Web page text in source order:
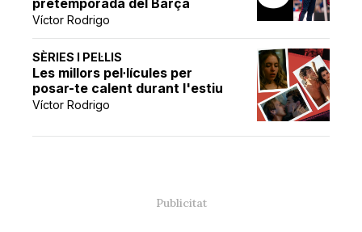
pretemporada del Barça
Víctor Rodrigo
SÈRIES I PEL·LIS
Les millors pel·lícules per
posar-te calent durant l'estiu
Víctor Rodrigo